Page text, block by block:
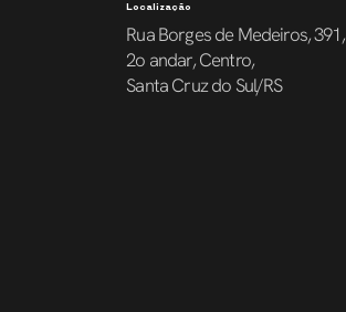
Localização
Rua Borges de Medeiros, 391,
2o andar, Centro,
Santa Cruz do Sul/RS